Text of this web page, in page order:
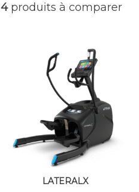
4produits à comparer
LATERALX